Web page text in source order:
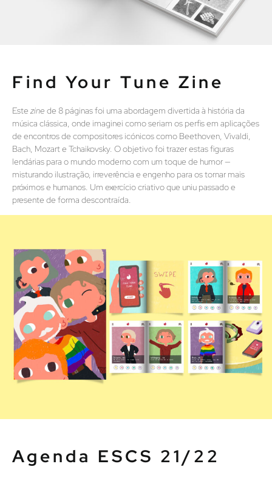
Find Your Tune Zine
Este zine de 8 páginas foi uma abordagem divertida à história da
música clássica, onde imaginei como seriam os perfis em aplicações
de encontros de compositores icónicos como Beethoven, Vivaldi,
Bach, Mozart e Tchaikovsky. O objetivo foi trazer estas figuras
lendárias para o mundo moderno com um toque de humor —
misturando ilustração, irreverência e engenho para os tornar mais
próximos e humanos. Um exercício criativo que uniu passado e
presente de forma descontraída.
Agenda ESCS 21/22